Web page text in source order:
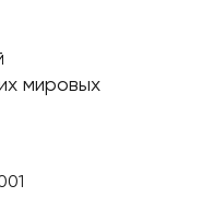
мировых